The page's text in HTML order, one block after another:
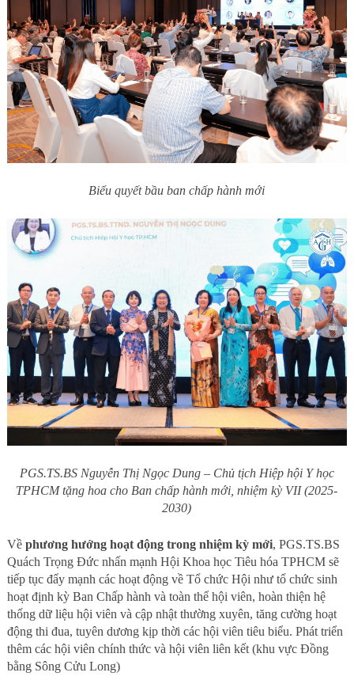
Biểu quyết bầu ban chấp hành mới
PGS.TS.BS Nguyễn Thị Ngọc Dung – Chủ tịch Hiệp hội Y học
TPHCM tặng hoa cho Ban chấp hành mới, nhiệm kỳ VII (2025-
2030)
Vềphương hướng hoạt động trong nhiệm kỳ mới, PGS.TS.BS
Quách Trọng Đức nhấn mạnh Hội Khoa học Tiêu hóa TPHCM sẽ
tiếp tục đẩy mạnh các hoạt động về Tổ chức Hội như tổ chức sinh
hoạt định kỳ Ban Chấp hành và toàn thể hội viên, hoàn thiện hệ
thống dữ liệu hội viên và cập nhật thường xuyên, tăng cường hoạt
động thi đua, tuyên dương kịp thời các hội viên tiêu biểu. Phát triển
thêm các hội viên chính thức và hội viên liên kết (khu vực Đồng
bằng Sông Cửu Long)